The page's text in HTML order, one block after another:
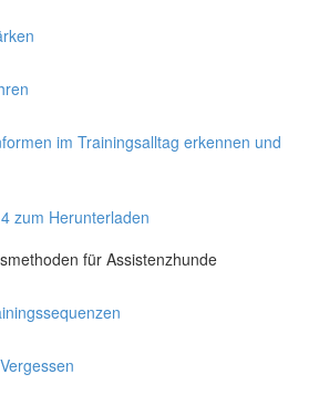
im Trainingsalltag erkennen und
zum Herunterladen
für Assistenzhunde